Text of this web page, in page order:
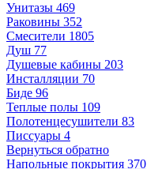
Унитазы 469
Раковины 352
Смесители 1805
Душ 77
Душевые кабины 203
Инсталляции 70
Биде 96
Теплые полы 109
Полотенцесушители 83
Писсуары 4
Вернуться обратно
Напольные покрытия 370